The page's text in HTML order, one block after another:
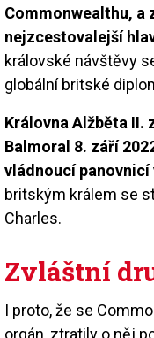
Commonwealthu, a
nejzcestovalejší
královské návštěvy
globální britské
Královna Alžběta II.
Balmoral 8. září
vládnoucí
britským králem se
Charles.
Zvláštní
I proto, že se
orgán, ztratily o něj